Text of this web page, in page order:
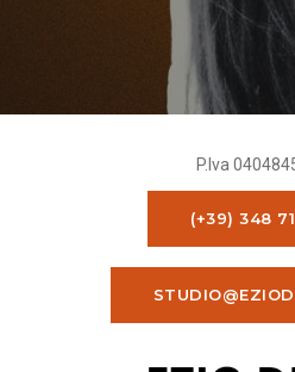
P.Iva
(+39) 348